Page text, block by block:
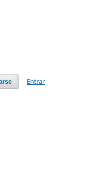
Entrar